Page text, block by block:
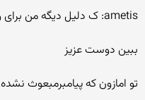
ametis: ک دلیل دیگه من برای وجود خدا فطرت است
ببین دوست عزیز
تو امازون که پیامبرمبعوث نشده